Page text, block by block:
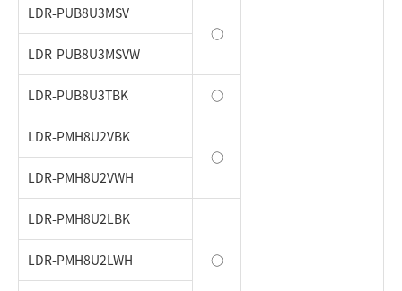
LDR-PUB8U3MSV
○
LDR-PUB8U3MSVW
LDR-PUB8U3TBK ○
LDR-PMH8U2VBK
○
LDR-PMH8U2VWH
LDR-PMH8U2LBK
○
LDR-PMH8U2LWH